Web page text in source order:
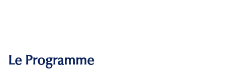
Le Programme